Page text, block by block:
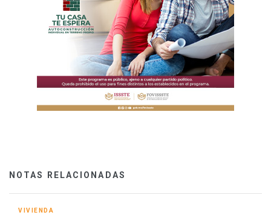
NOTAS RELACIONADAS
VIVIENDA